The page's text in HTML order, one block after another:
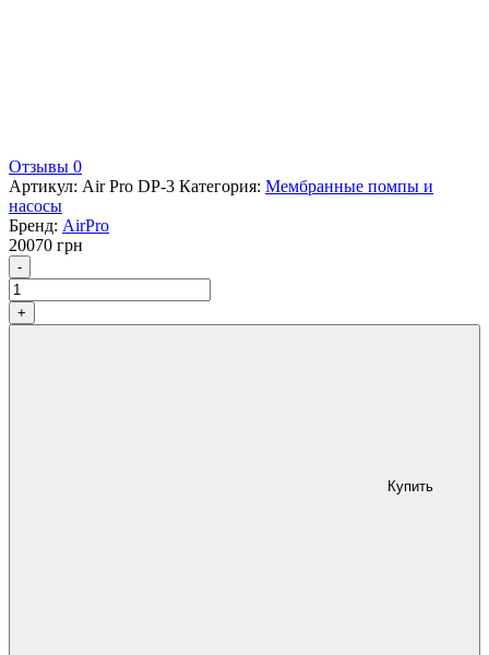
Отзывы 0
Артикул: Air Pro DP-3 Категория: Мембранные помпы и
насосы
Бренд: AirPro
20070 грн
- Количество
+
Купить